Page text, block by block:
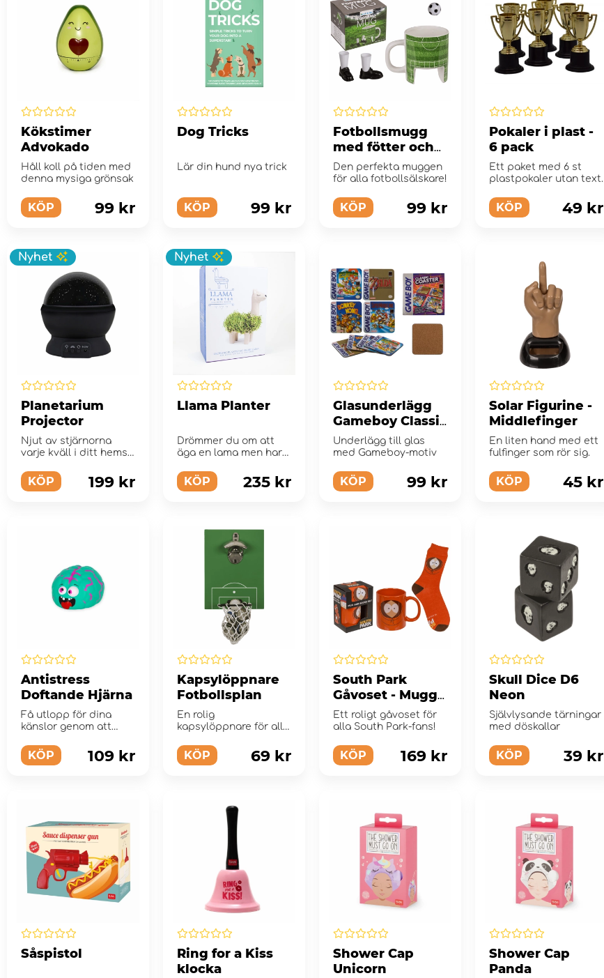
Kökstimer
Advokado
Håll koll på tiden med
denna mysiga grönsak
KÖP 99 kr
Dog Tricks
Lär din hund nya trick
KÖP 99 kr
Fotbollsmugg
med fötter och
boll
Den perfekta muggen
för alla fotbollsälskare!
KÖP 99 kr
Pokaler i plast -
6 pack
Ett paket med 6 st
plastpokaler utan text.
KÖP 49 kr
Nyhet
Planetarium
Projector
Njut av stjärnorna
varje kväll i ditt hems
KÖP 199 kr
Nyhet
Llama Planter
Drömmer du om att
äga en lama men har
KÖP 235 kr
Glasunderlägg
Gameboy Classic
Collection
Underlägg till glas
med Gameboy-motiv
KÖP 99 kr
Solar Figurine -
Middlefinger
En liten hand med ett
fulfinger som rör sig.
KÖP 45 kr
Antistress
Doftande Hjärna
Få utlopp för dina
känslor genom att
riktigt h...
KÖP 109 kr
Kapsylöppnare
Fotbollsplan
En rolig
kapsylöppnare för alla
KÖP 69 kr
South Park
Gåvoset - Mugg
och strumpor
Ett roligt gåvoset för
alla South Park-fans!
KÖP 169 kr
Skull Dice D6
Neon
Självlysande tärningar
med döskallar
KÖP 39 kr
Såspistol
Ring for a Kiss
klocka
Shower Cap
Unicorn
Shower Cap
Panda